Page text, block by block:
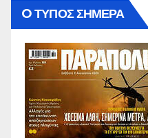
O ΤΥΠΟΣ ΣΗΜΕΡΑ